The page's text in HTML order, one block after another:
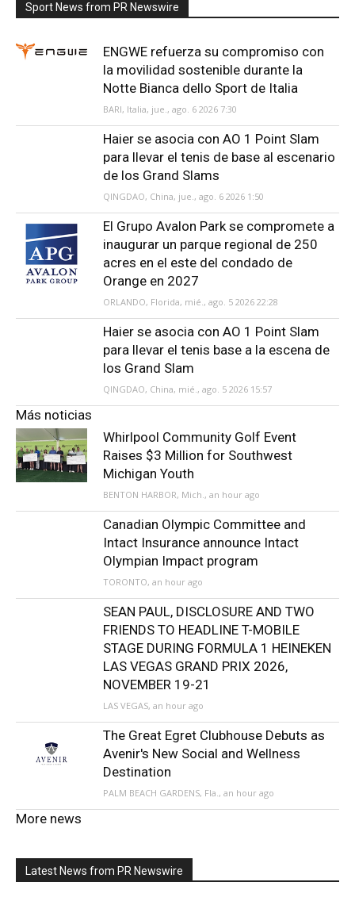
Sport News from PR Newswire
ENGWE refuerza su compromiso con
la movilidad sostenible durante la
Notte Bianca dello Sport de Italia
BARI, Italia, jue., ago. 6 2026 7:30
Haier se asocia con AO 1 Point Slam
para llevar el tenis de base al escenario
de los Grand Slams
QINGDAO, China, jue., ago. 6 2026 1:50
El Grupo Avalon Park se compromete a
inaugurar un parque regional de 250
acres en el este del condado de
Orange en 2027
ORLANDO, Florida, mié., ago. 5 2026 22:28
Haier se asocia con AO 1 Point Slam
para llevar el tenis base a la escena de
los Grand Slam
QINGDAO, China, mié., ago. 5 2026 15:57
Más noticias
Whirlpool Community Golf Event
Raises $3 Million for Southwest
Michigan Youth
BENTON HARBOR, Mich., an hour ago
Canadian Olympic Committee and
Intact Insurance announce Intact
Olympian Impact program
TORONTO, an hour ago
SEAN PAUL, DISCLOSURE AND TWO
FRIENDS TO HEADLINE T-MOBILE
STAGE DURING FORMULA 1 HEINEKEN
LAS VEGAS GRAND PRIX 2026,
NOVEMBER 19-21
LAS VEGAS, an hour ago
The Great Egret Clubhouse Debuts as
Avenir's New Social and Wellness
Destination
PALM BEACH GARDENS, Fla., an hour ago
More news
Latest News from PR Newswire